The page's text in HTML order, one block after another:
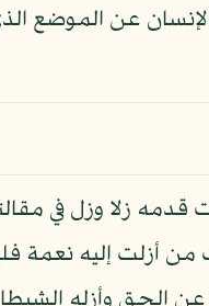
عن الموضع
زلا وزل في
أزلت إليه نعمة